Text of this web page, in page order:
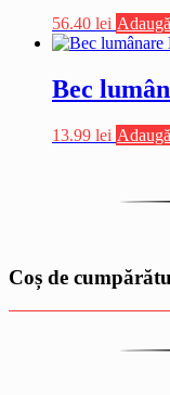
56.40 lei
Bec
13.99 lei
Coș de